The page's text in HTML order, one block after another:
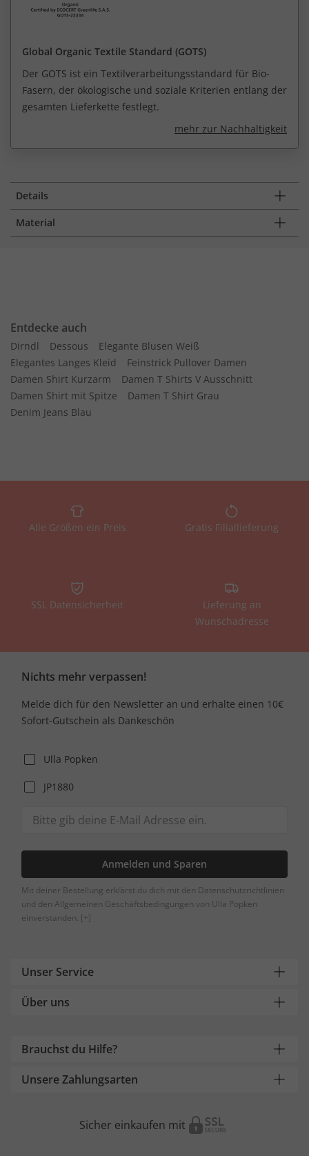
Global Organic Textile Standard (GOTS)
Der GOTS ist ein Textilverarbeitungsstandard für Bio-
Fasern, der ökologische und soziale Kriterien entlang der
gesamten Lieferkette festlegt.
mehr zur Nachhaltigkeit
Details
Material
Entdecke auch
Dirndl Dessous
Elegante Blusen Weiß
Elegantes Langes Kleid
Feinstrick Pullover Damen
Damen Shirt Kurzarm
Damen T Shirts V Ausschnitt
Damen Shirt mit Spitze
Damen T Shirt Grau
Denim Jeans Blau
Alle Größen ein Preis Gratis Filiallieferung
SSL Datensicherheit
Lieferung an
Wunschadresse
Nichts mehr verpassen!
Melde dich für den Newsletter an und erhalte einen 10€
Sofort-Gutschein als Dankeschön
Ulla Popken
JP1880
Anmelden und Sparen
Mit deiner Bestellung erklärst du dich mit den Datenschutzrichtlinien
und den Allgemeinen Geschäftsbedingungen von Ulla Popken
einverstanden. [+]
Unser Service
Über uns
Brauchst du Hilfe?
Unsere Zahlungsarten
Sicher einkaufen mit